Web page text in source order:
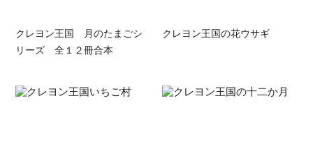
クレヨン王国 月のたまごシ
リーズ 全１２冊合本
クレヨン王国の花ウサギ